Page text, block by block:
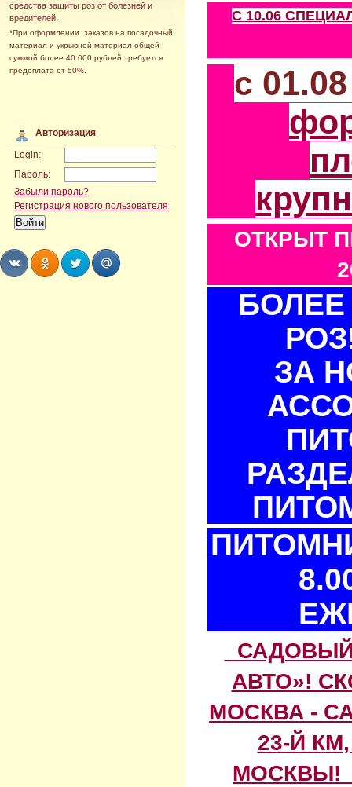
средства защиты роз от болезней и
вредителей.
*При оформлении заказов на посадочный
материал и укрывной материал общей
суммой более 40 000 рублей требуется
предоплата от 50%.
Авторизация
Login:
Пароль:
Забыли пароль?
Регистрация нового пользователя
С 10.06
с
ОТКРЫТ
БОЛЕЕ
ЗА
АВТО»!
МОСКВА -
23-Й
МОСКВЫ!